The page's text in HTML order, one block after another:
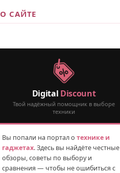
О САЙТЕ
Digital Discount
Твой надёжный помощник в выборе
техники
Вы попали на портал о технике и
гаджетах. Здесь вы найдёте честные
обзоры, советы по выбору и
сравнения — чтобы не ошибиться с